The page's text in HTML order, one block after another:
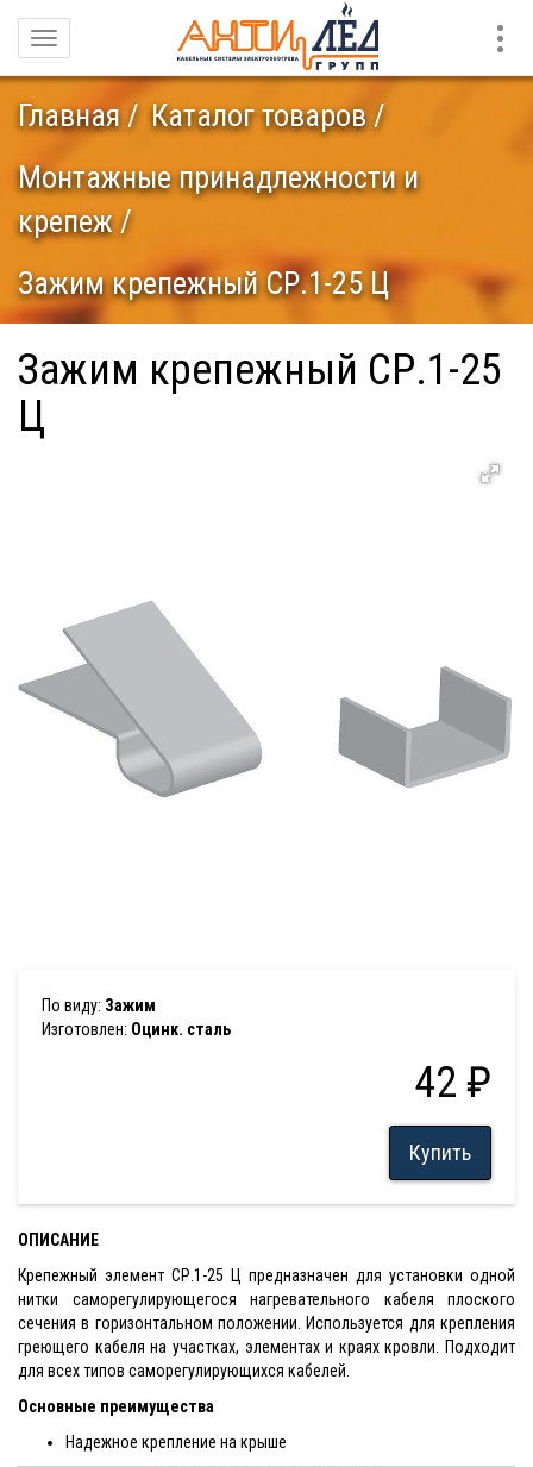
Навигация
Главная
Каталог товаров
Монтажные принадлежности и
крепеж
Зажим крепежный СР.1-25 Ц
Зажим крепежный СР.1-25
Ц
По виду: Зажим
Изготовлен: Оцинк. сталь
42 ₽
Купить
ОПИСАНИЕ
Крепежный элемент СР.1-25 Ц предназначен для установки одной
нитки саморегулирующегося нагревательного кабеля плоского
сечения в горизонтальном положении. Используется для крепления
греющего кабеля на участках, элементах и краях кровли. Подходит
для всех типов саморегулирующихся кабелей.
Основные преимущества
Надежное крепление на крыше